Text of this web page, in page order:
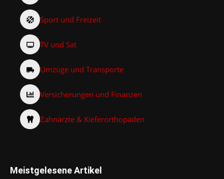
Sport und Freizeit
TV und Sat
Umzüge und Transporte
Versicherungen und Finanzen
Zahnärzte & Kieferorthopäden
Meistgelesene Artikel